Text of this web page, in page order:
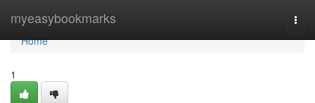
myeasybookmarks
Home
Home
1